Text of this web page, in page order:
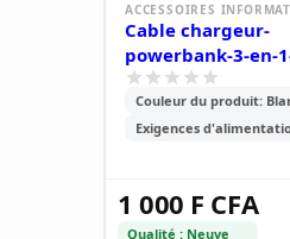
ACCESSOIRES
Cable chargeur-
powerbank-3-en-
plats-et-flexibles
Couleur du produit:
Exigences
1 000 F CFA
Qualité : Neuve